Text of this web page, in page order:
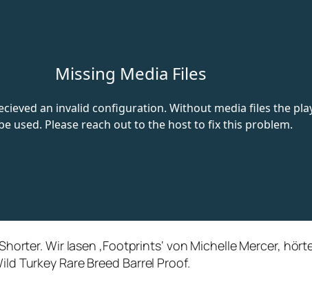
Wir lasen ‚Footprints‘ von Michelle Mercer,
Turkey Rare Breed Barrel Proof.